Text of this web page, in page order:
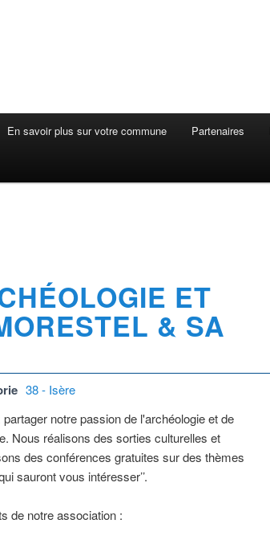
En savoir plus sur votre commune Partenaires
ET
& SA
38 - Isère
partager notre passion de l'archéologie et de
Nous réalisons des sorties culturelles et
des conférences gratuites sur des thèmes
sauront vous intéresser’’.
de notre association :